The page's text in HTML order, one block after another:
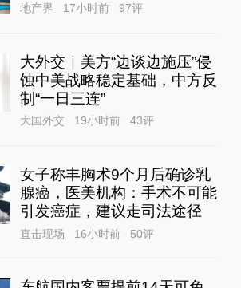
地产界 17小时前 97评
大外交｜美方“边谈边施压”侵
蚀中美战略稳定基础，中方反
制“一日三连”
大国外交 19小时前 43评
女子称丰胸术9个月后确诊乳
腺癌，医美机构：手术不可能
引发癌症，建议走司法途径
直击现场 16小时前 50评